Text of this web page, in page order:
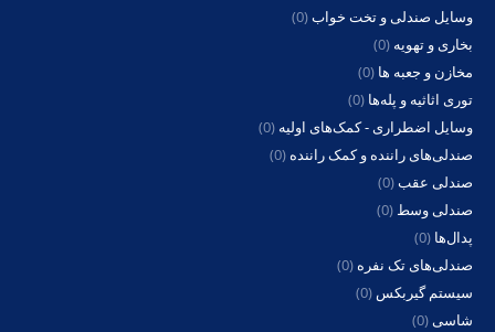
وسایل صندلی و تخت خواب(0)
بخاری و تهویه (0)
مخازن و جعبه ها (0)
توری اثاثیه و پله‌ها (0)
وسایل اضطراری - کمک‌های اولیه (0)
صندلی‌های راننده و کمک راننده (0)
صندلی عقب(0)
صندلی وسط (0)
پدال‌ها (0)
صندلی‌های تک نفره (0)
سیستم گیربکس (0)
شاسی(0)